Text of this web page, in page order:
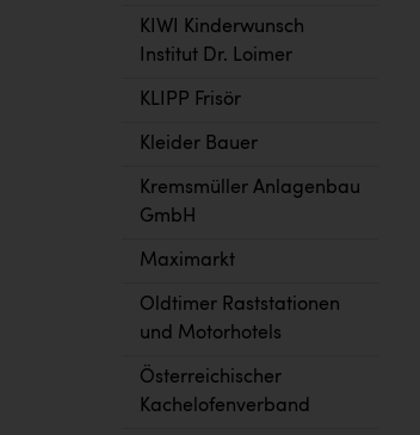
KIWI Kinderwunsch
Institut Dr. Loimer
KLIPP Frisör
Kleider Bauer
Kremsmüller Anlagenbau
GmbH
Maximarkt
Oldtimer Raststationen
und Motorhotels
Österreichischer
Kachelofenverband